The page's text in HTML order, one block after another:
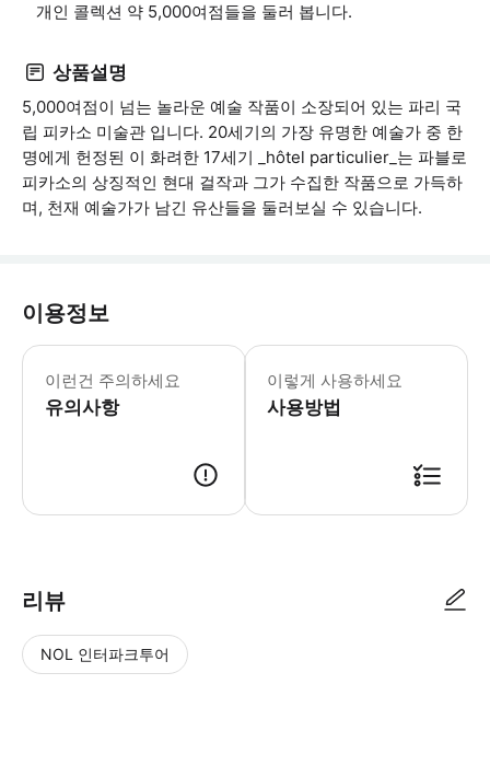
개인 콜렉션 약 5,000여점들을 둘러 봅니다.
상품설명
5,000여점이 넘는 놀라운 예술 작품이 소장되어 있는 파리 국
립 피카소 미술관 입니다. 20세기의 가장 유명한 예술가 중 한
명에게 헌정된 이 화려한 17세기 _hôtel particulier_는 파블로
피카소의 상징적인 현대 걸작과 그가 수집한 작품으로 가득하
며, 천재 예술가가 남긴 유산들을 둘러보실 수 있습니다.
이용정보
이런건 주의하세요
유의사항
이렇게 사용하세요
사용방법
리뷰
NOL 인터파크투어